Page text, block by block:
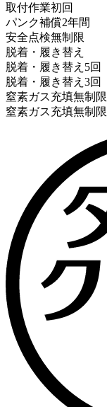
取付作業初回
パンク補償2年間
安全点検無制限
脱着・履き替え
脱着・履き替え 5回
脱着・履き替え 3回
窒素ガス充填無制限
窒素ガス充填無制限